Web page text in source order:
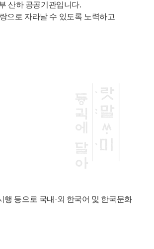
산하 공공기관입니다.
으로 자라날 수 있도록 노력하고
등으로 국내·외 한국어 및 한국문화